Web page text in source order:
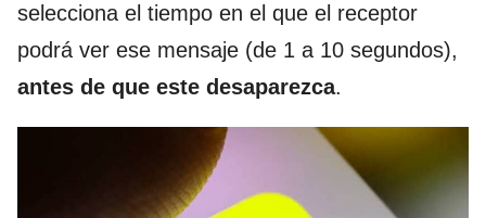
selecciona el tiempo en el que el receptor
podrá ver ese mensaje (de 1 a 10 segundos),
antes de que este desaparezca.